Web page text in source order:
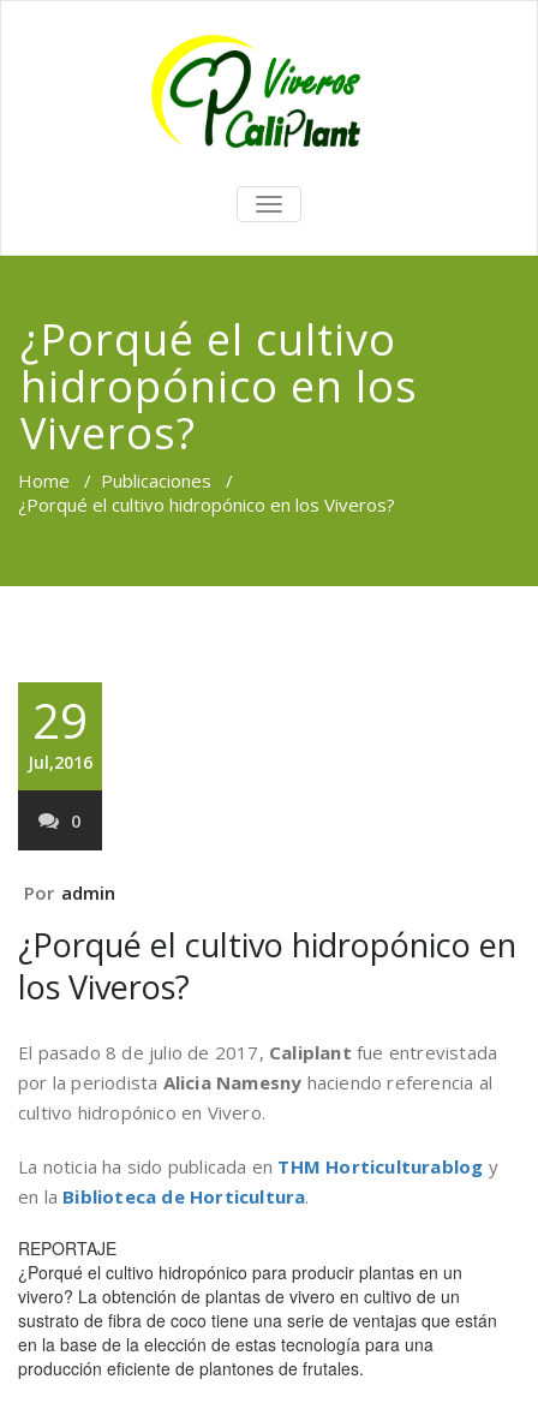
TOGGLE
NAVIGATION
¿Porqué el cultivo
hidropónico en los
Viveros?
Home / Publicaciones /
¿Porqué el cultivo hidropónico en los Viveros?
29
Jul,2016
0
Por admin
¿Porqué el cultivo hidropónico en
los Viveros?
El pasado 8 de julio de 2017, Caliplant fue entrevistada
por la periodista Alicia Namesny haciendo referencia al
cultivo hidropónico en Vivero.
La noticia ha sido publicada en THM Horticulturablog y
en la Biblioteca de Horticultura.
REPORTAJE
¿Porqué el cultivo hidropónico para producir plantas en un
vivero? La obtención de plantas de vivero en cultivo de un
sustrato de fibra de coco tiene una serie de ventajas que están
en la base de la elección de estas tecnología para una
producción eficiente de plantones de frutales.